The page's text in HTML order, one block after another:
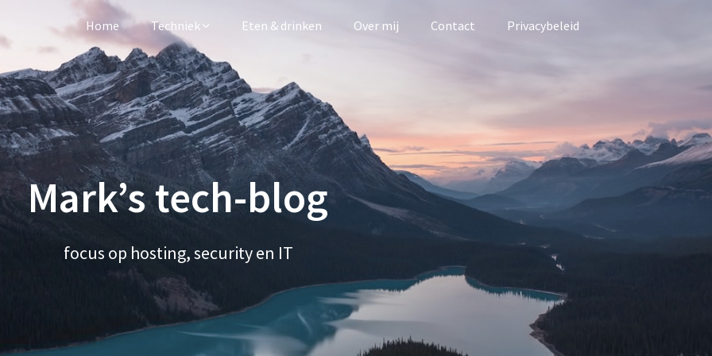
Home Techniek Eten & drinken Over mij Contact Privacybeleid
Mark’s tech-blog
focus op hosting, security en IT